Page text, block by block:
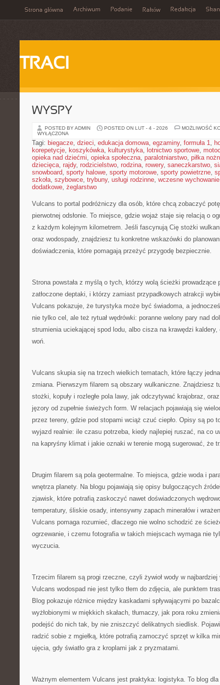
Strona główna Archiwum Podanie Raków Redakcja
TRACI
WYSPY
POSTED BY ADMIN POSTED ON LUT - 4 - 2026
MOŻLIWOŚĆ
WYŁĄCZONA
Tagi: biegacze, dzieci, edukacja domowa, egzaminy, formuła 1,
korepetycje, koszykówka, kulturystyka, lotnictwo sportowe,
opieka nad dziećmi, opieka społeczna, paralotniarstwo, piłka
dziecięca, rajdy, rodzicielstwo, rodzina, rowery, saneczkarstwo,
snowboard, sporty halowe, sporty motorowe, sporty powietrzne,
szkoła, szybowce, trybuny, usługi rodzinne, wczesne wychowanie
dodatkowe, żeglarstwo
Vulcans to portal podróżniczy dla osób, które chcą zobaczyć
pierwotnej odsłonie. To miejsce, gdzie wojaż staje się relacją o
z każdym kolejnym kilometrem. Jeśli fascynują Cię stożki
oraz wodospady, znajdziesz tu konkretne wskazówki do
doświadczenia, które pomagają przeżyć przygodę bezpiecznie.
Strona powstała z myślą o tych, którzy wolą ścieżki prowadzące
zatłoczone deptaki, i którzy zamiast przypadkowych atrakcji
Vulcans pokazuje, że turystyka może być świadoma, a
nie tylko cel, ale też rytuał wędrówki: poranne welony pary nad
strumienia uciekającej spod lodu, albo cisza na krawędzi
woń.
Vulcans skupia się na trzech wielkich tematach, które łączy
zmiana. Pierwszym filarem są obszary wulkaniczne. Znajdziesz
stożki, kopuły i rozległe pola lawy, jak odczytywać krajobraz,
jęzory od zupełnie świeżych form. W relacjach pojawiają się
przez tereny, gdzie pod stopami wciąż czuć ciepło. Opisy są po
wyjazd realnie: ile czasu potrzeba, kiedy najlepiej ruszać, na co
na kapryśny klimat i jakie oznaki w terenie mogą sugerować, że
Drugim filarem są pola geotermalne. To miejsca, gdzie woda i
wnętrza planety. Na blogu pojawiają się opisy bulgoczących
zjawisk, które potrafią zaskoczyć nawet doświadczonych
temperatury, śliskie osady, intensywny zapach minerałów i
Vulcans pomaga rozumieć, dlaczego nie wolno schodzić ze
ogrzewanie, i czemu fotografia w takich miejscach wymaga nie
wyczucia.
Trzecim filarem są progi rzeczne, czyli żywioł wody w
Vulcans wodospad nie jest tylko tłem do zdjęcia, ale punktem
Blog pokazuje różnice między kaskadami spływającymi po
wyżłobionymi w miękkich skałach, tłumaczy, jak pora roku
podejść do nich tak, by nie zniszczyć delikatnych siedlisk.
radzić sobie z mgiełką, które potrafią zamoczyć sprzęt w kilka
ujęcia, gdy światło gra z kroplami jak z pryzmatami.
Ważnym elementem Vulcans jest praktyka: logistyka. To blog